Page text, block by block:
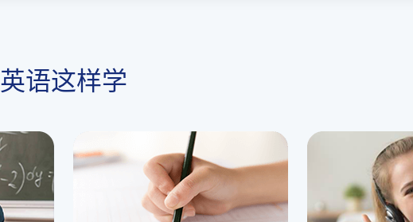
英语这样学